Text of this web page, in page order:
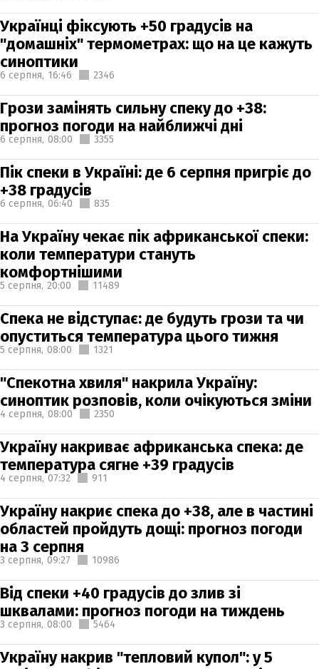
Українці фіксують +50 градусів на
"домашніх" термометрах: що на це кажуть
синоптики
6 серпня, 16:46 2346
Грози замінять сильну спеку до +38:
прогноз погоди на найближчі дні
6 серпня, 08:00 3355
Пік спеки в Україні: де 6 серпня пригріє до
+38 градусів
6 серпня, 06:40 835
На Україну чекає пік африканської спеки:
коли температури стануть
комфортнішими
5 серпня, 20:00 11489
Спека не відступає: де будуть грози та чи
опуститься температура цього тижня
5 серпня, 08:00 1321
"Спекотна хвиля" накрила Україну:
синоптик розповів, коли очікуються зміни
4 серпня, 08:00 2350
Україну накриває африканська спека: де
температура сягне +39 градусів
4 серпня, 07:32 911
Україну накриє спека до +38, але в частині
областей пройдуть дощі: прогноз погоди
на 3 серпня
3 серпня, 09:27 10986
Від спеки +40 градусів до злив зі
шквалами: прогноз погоди на тиждень
3 серпня, 08:00 5464
Україну накрив "тепловий купол": у 5